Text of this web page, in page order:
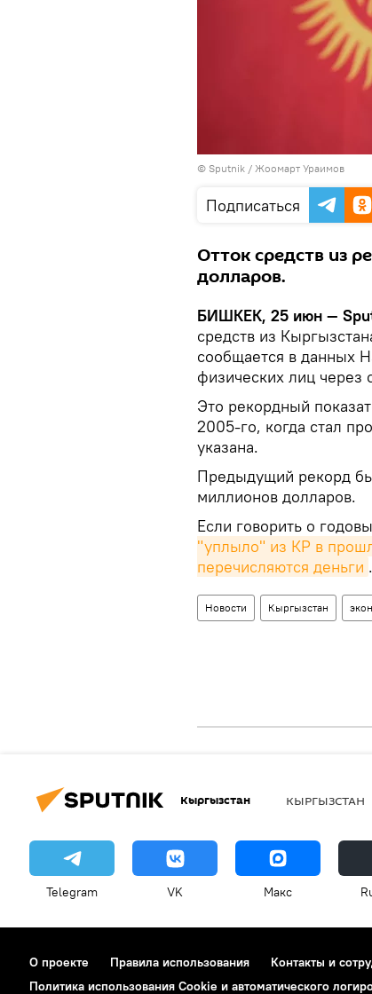
© Sputnik / Жоомарт Ураимов
Подписаться
Отток средств из
долларов.
БИШКЕК, 25 июн —
средств из
сообщается в данных
физических лиц
Это рекордный
2005-го, когда стал
указана.
Предыдущий рекорд
миллионов долларов.
Если говорить о
"уплыло" из КР в
перечисляются деньги .
Новости Кыргызстан
Кыргызстан КЫРГЫЗСТАН
Telegram VK Макс
О проекте Правила использования Контакты и
Политика использования Cookie и автоматического